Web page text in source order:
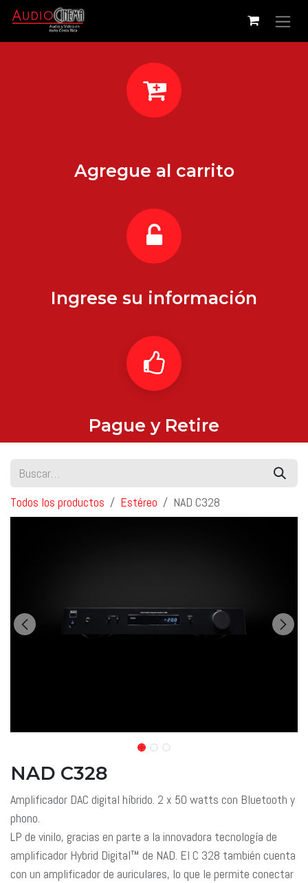
Ir al contenido
Agregue al carrito
Ingrese su información
Pague y Retire
Todos los productos Estéreo NAD C328
NAD C328
Amplificador DAC digital híbrido. 2 x 50 watts con Bluetooth y
phono.
LP de vinilo, gracias en parte a la innovadora tecnología de
amplificador Hybrid Digital™ de NAD. El C 328 también cuenta
con un amplificador de auriculares, lo que le permite conectar